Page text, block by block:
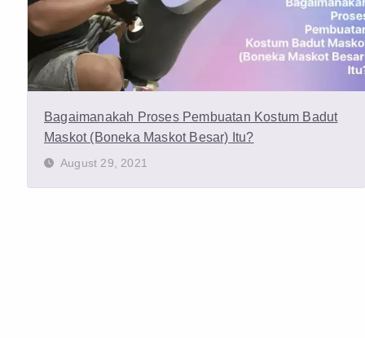
Bagaimanakah Proses Pembuatan Kostum Badut
Maskot (Boneka Maskot Besar) Itu?
August 29, 2021